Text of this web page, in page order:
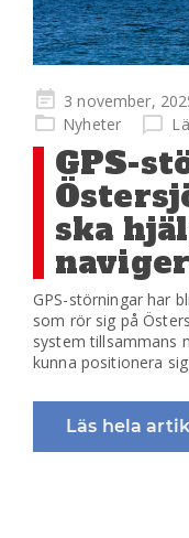
Publicerad
på
3 november,
Nyheter
GPS-
ska
GPS-störningar har
som rör sig på
system tillsammans
kunna positionera
Läs hela